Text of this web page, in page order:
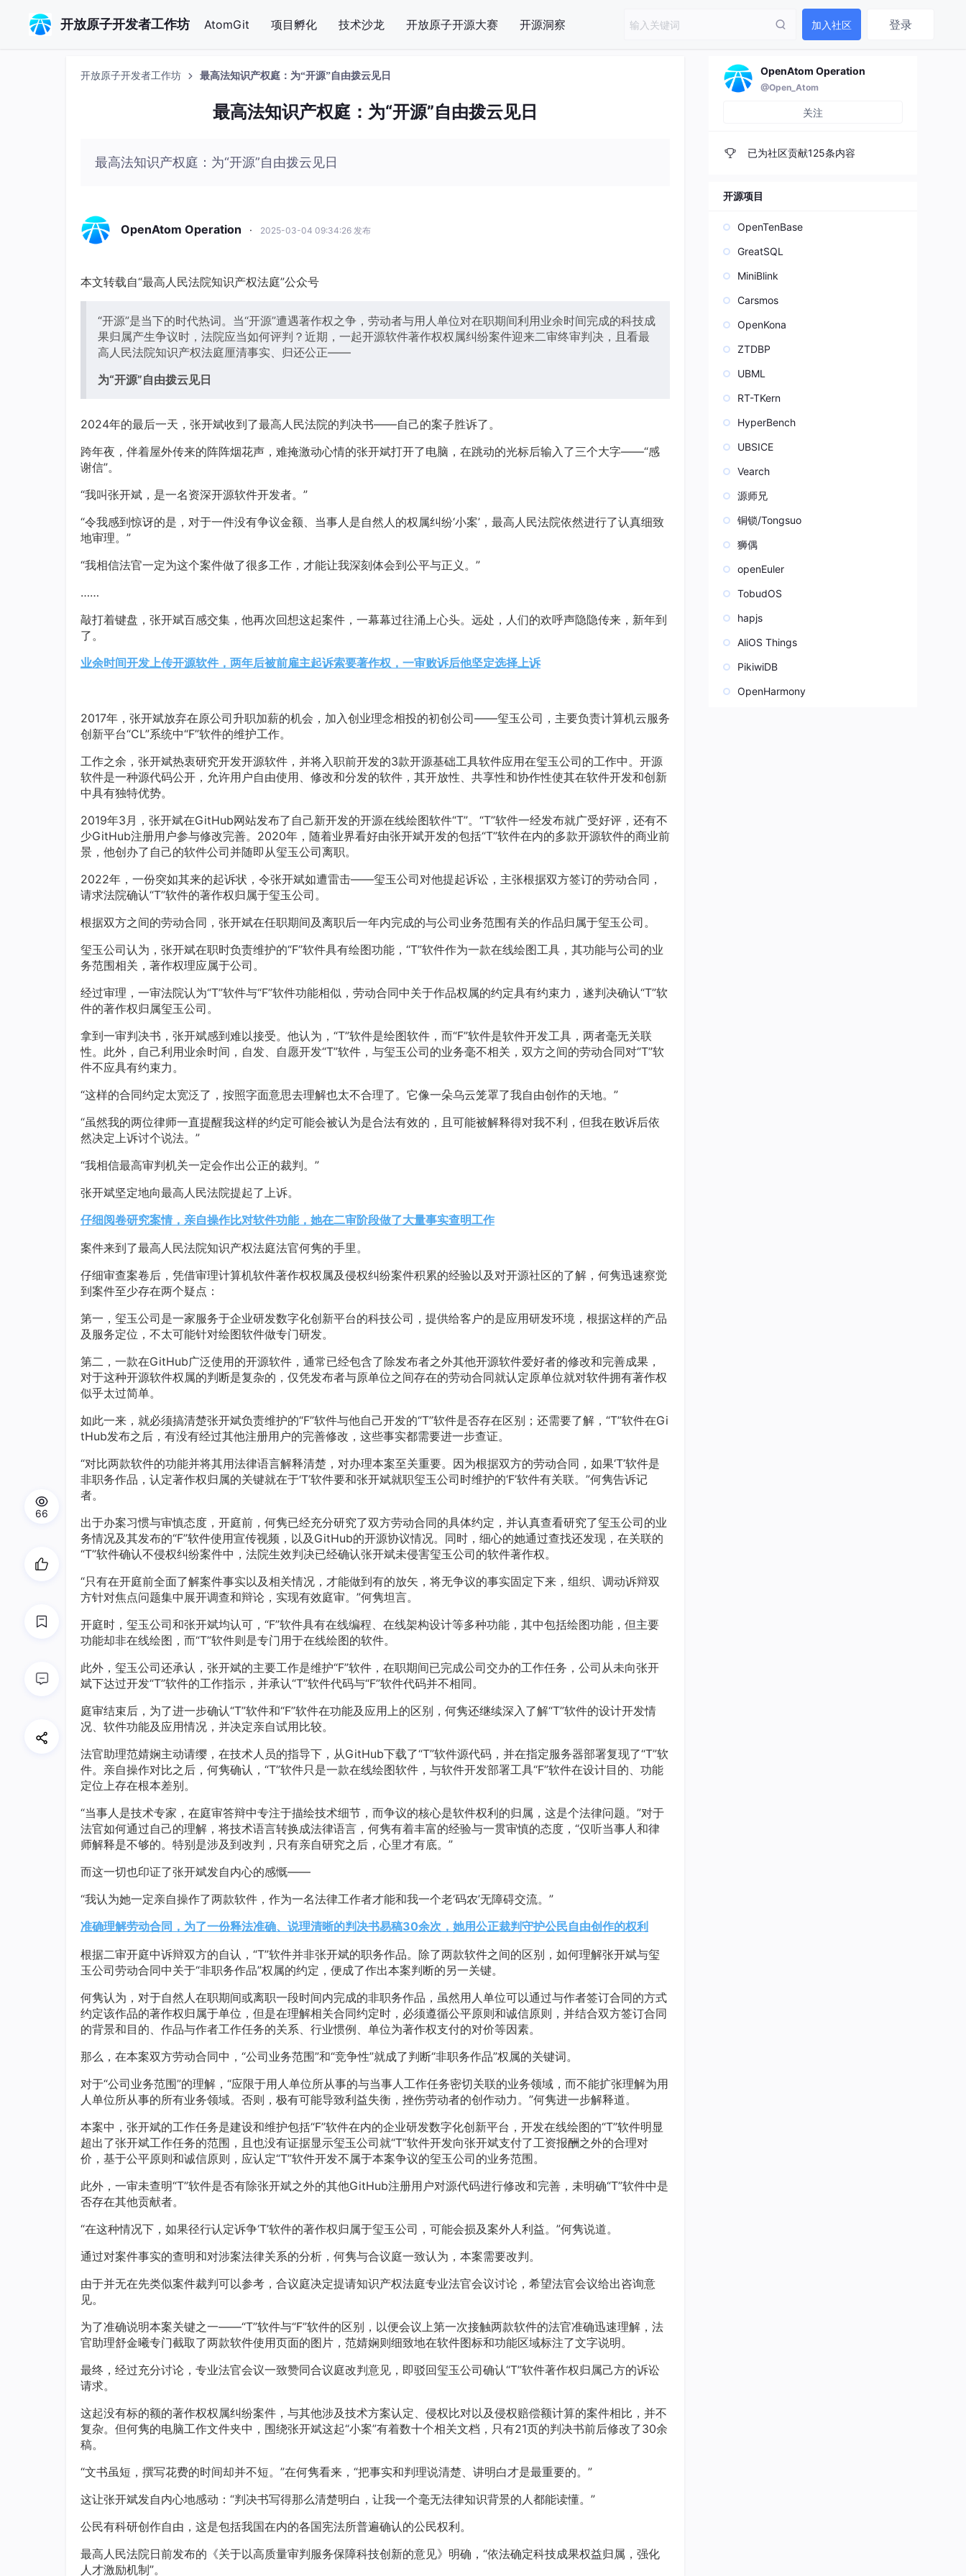
开放原子开发者工作坊 AtomGit 项目孵化 技术沙龙 开放原子开源大赛 开源洞察 加入社区 登录
开放原子开发者工作坊 最高法知识产权庭：为“开源”自由拨云见日
最高法知识产权庭：为“开源”自由拨云见日
最高法知识产权庭：为“开源”自由拨云见日
OpenAtom Operation · 2025-03-04 09:34:26 发布
本文转载自“最高人民法院知识产权法庭”公众号
“开源”是当下的时代热词。当“开源”遭遇著作权之争，劳动者与用人单位对在职期间利用业余时间完成的科技成
果归属产生争议时，法院应当如何评判？近期，一起开源软件著作权权属纠纷案件迎来二审终审判决，且看最
高人民法院知识产权法庭厘清事实、归还公正——
为“开源”自由拨云见日
2024年的最后一天，张开斌收到了最高人民法院的判决书——自己的案子胜诉了。
跨年夜，伴着屋外传来的阵阵烟花声，难掩激动心情的张开斌打开了电脑，在跳动的光标后输入了三个大字——“感
谢信”。
“我叫张开斌，是一名资深开源软件开发者。”
“令我感到惊讶的是，对于一件没有争议金额、当事人是自然人的权属纠纷‘小案’，最高人民法院依然进行了认真细致
地审理。”
“我相信法官一定为这个案件做了很多工作，才能让我深刻体会到公平与正义。”
……
敲打着键盘，张开斌百感交集，他再次回想这起案件，一幕幕过往涌上心头。远处，人们的欢呼声隐隐传来，新年到
了。
业余时间开发上传开源软件，两年后被前雇主起诉索要著作权，一审败诉后他坚定选择上诉
2017年，张开斌放弃在原公司升职加薪的机会，加入创业理念相投的初创公司——玺玉公司，主要负责计算机云服务
创新平台“CL”系统中“F”软件的维护工作。
工作之余，张开斌热衷研究开发开源软件，并将入职前开发的3款开源基础工具软件应用在玺玉公司的工作中。开源
软件是一种源代码公开，允许用户自由使用、修改和分发的软件，其开放性、共享性和协作性使其在软件开发和创新
中具有独特优势。
2019年3月，张开斌在GitHub网站发布了自己新开发的开源在线绘图软件“T”。“T”软件一经发布就广受好评，还有不
少GitHub注册用户参与修改完善。2020年，随着业界看好由张开斌开发的包括“T”软件在内的多款开源软件的商业前
景，他创办了自己的软件公司并随即从玺玉公司离职。
2022年，一份突如其来的起诉状，令张开斌如遭雷击——玺玉公司对他提起诉讼，主张根据双方签订的劳动合同，
请求法院确认“T”软件的著作权归属于玺玉公司。
根据双方之间的劳动合同，张开斌在任职期间及离职后一年内完成的与公司业务范围有关的作品归属于玺玉公司。
玺玉公司认为，张开斌在职时负责维护的“F”软件具有绘图功能，“T”软件作为一款在线绘图工具，其功能与公司的业
务范围相关，著作权理应属于公司。
经过审理，一审法院认为“T”软件与“F”软件功能相似，劳动合同中关于作品权属的约定具有约束力，遂判决确认“T”软
件的著作权归属玺玉公司。
拿到一审判决书，张开斌感到难以接受。他认为，“T”软件是绘图软件，而“F”软件是软件开发工具，两者毫无关联
性。此外，自己利用业余时间，自发、自愿开发“T”软件，与玺玉公司的业务毫不相关，双方之间的劳动合同对“T”软
件不应具有约束力。
“这样的合同约定太宽泛了，按照字面意思去理解也太不合理了。它像一朵乌云笼罩了我自由创作的天地。”
“虽然我的两位律师一直提醒我这样的约定可能会被认为是合法有效的，且可能被解释得对我不利，但我在败诉后依
然决定上诉讨个说法。”
“我相信最高审判机关一定会作出公正的裁判。”
张开斌坚定地向最高人民法院提起了上诉。
仔细阅卷研究案情，亲自操作比对软件功能，她在二审阶段做了大量事实查明工作
案件来到了最高人民法院知识产权法庭法官何隽的手里。
仔细审查案卷后，凭借审理计算机软件著作权权属及侵权纠纷案件积累的经验以及对开源社区的了解，何隽迅速察觉
到案件至少存在两个疑点：
第一，玺玉公司是一家服务于企业研发数字化创新平台的科技公司，提供给客户的是应用研发环境，根据这样的产品
及服务定位，不太可能针对绘图软件做专门研发。
第二，一款在GitHub广泛使用的开源软件，通常已经包含了除发布者之外其他开源软件爱好者的修改和完善成果，
对于这种开源软件权属的判断是复杂的，仅凭发布者与原单位之间存在的劳动合同就认定原单位就对软件拥有著作权
似乎太过简单。
如此一来，就必须搞清楚张开斌负责维护的“F”软件与他自己开发的“T”软件是否存在区别；还需要了解，“T”软件在Gi
tHub发布之后，有没有经过其他注册用户的完善修改，这些事实都需要进一步查证。
“对比两款软件的功能并将其用法律语言解释清楚，对办理本案至关重要。因为根据双方的劳动合同，如果‘T’软件是
非职务作品，认定著作权归属的关键就在于‘T’软件要和张开斌就职玺玉公司时维护的‘F’软件有关联。”何隽告诉记
者。
出于办案习惯与审慎态度，开庭前，何隽已经充分研究了双方劳动合同的具体约定，并认真查看研究了玺玉公司的业
务情况及其发布的“F”软件使用宣传视频，以及GitHub的开源协议情况。同时，细心的她通过查找还发现，在关联的
“T”软件确认不侵权纠纷案件中，法院生效判决已经确认张开斌未侵害玺玉公司的软件著作权。
“只有在开庭前全面了解案件事实以及相关情况，才能做到有的放矢，将无争议的事实固定下来，组织、调动诉辩双
方针对焦点问题集中展开调查和辩论，实现有效庭审。”何隽坦言。
开庭时，玺玉公司和张开斌均认可，“F”软件具有在线编程、在线架构设计等多种功能，其中包括绘图功能，但主要
功能却非在线绘图，而“T”软件则是专门用于在线绘图的软件。
此外，玺玉公司还承认，张开斌的主要工作是维护“F”软件，在职期间已完成公司交办的工作任务，公司从未向张开
斌下达过开发“T”软件的工作指示，并承认“T”软件代码与“F”软件代码并不相同。
庭审结束后，为了进一步确认“T”软件和“F”软件在功能及应用上的区别，何隽还继续深入了解“T”软件的设计开发情
况、软件功能及应用情况，并决定亲自试用比较。
法官助理范婧娴主动请缨，在技术人员的指导下，从GitHub下载了“T”软件源代码，并在指定服务器部署复现了“T”软
件。亲自操作对比之后，何隽确认，“T”软件只是一款在线绘图软件，与软件开发部署工具“F”软件在设计目的、功能
定位上存在根本差别。
“当事人是技术专家，在庭审答辩中专注于描绘技术细节，而争议的核心是软件权利的归属，这是个法律问题。”对于
法官如何通过自己的理解，将技术语言转换成法律语言，何隽有着丰富的经验与一贯审慎的态度，“仅听当事人和律
师解释是不够的。特别是涉及到改判，只有亲自研究之后，心里才有底。”
而这一切也印证了张开斌发自内心的感慨——
“我认为她一定亲自操作了两款软件，作为一名法律工作者才能和我一个老‘码农’无障碍交流。”
准确理解劳动合同，为了一份释法准确、说理清晰的判决书易稿30余次，她用公正裁判守护公民自由创作的权利
根据二审开庭中诉辩双方的自认，“T”软件并非张开斌的职务作品。除了两款软件之间的区别，如何理解张开斌与玺
玉公司劳动合同中关于“非职务作品”权属的约定，便成了作出本案判断的另一关键。
何隽认为，对于自然人在职期间或离职一段时间内完成的非职务作品，虽然用人单位可以通过与作者签订合同的方式
约定该作品的著作权归属于单位，但是在理解相关合同约定时，必须遵循公平原则和诚信原则，并结合双方签订合同
的背景和目的、作品与作者工作任务的关系、行业惯例、单位为著作权支付的对价等因素。
那么，在本案双方劳动合同中，“公司业务范围”和“竞争性”就成了判断“非职务作品”权属的关键词。
对于“公司业务范围”的理解，“应限于用人单位所从事的与当事人工作任务密切关联的业务领域，而不能扩张理解为用
人单位所从事的所有业务领域。否则，极有可能导致利益失衡，挫伤劳动者的创作动力。”何隽进一步解释道。
本案中，张开斌的工作任务是建设和维护包括“F”软件在内的企业研发数字化创新平台，开发在线绘图的“T”软件明显
超出了张开斌工作任务的范围，且也没有证据显示玺玉公司就“T”软件开发向张开斌支付了工资报酬之外的合理对
价，基于公平原则和诚信原则，应认定“T”软件开发不属于本案争议的玺玉公司的业务范围。
此外，一审未查明“T”软件是否有除张开斌之外的其他GitHub注册用户对源代码进行修改和完善，未明确“T”软件中是
否存在其他贡献者。
“在这种情况下，如果径行认定诉争‘T’软件的著作权归属于玺玉公司，可能会损及案外人利益。”何隽说道。
通过对案件事实的查明和对涉案法律关系的分析，何隽与合议庭一致认为，本案需要改判。
由于并无在先类似案件裁判可以参考，合议庭决定提请知识产权法庭专业法官会议讨论，希望法官会议给出咨询意
见。
为了准确说明本案关键之一——“T”软件与“F”软件的区别，以便会议上第一次接触两款软件的法官准确迅速理解，法
官助理舒金曦专门截取了两款软件使用页面的图片，范婧娴则细致地在软件图标和功能区域标注了文字说明。
最终，经过充分讨论，专业法官会议一致赞同合议庭改判意见，即驳回玺玉公司确认“T”软件著作权归属己方的诉讼
请求。
这起没有标的额的著作权权属纠纷案件，与其他涉及技术方案认定、侵权比对以及侵权赔偿额计算的案件相比，并不
复杂。但何隽的电脑工作文件夹中，围绕张开斌这起“小案”有着数十个相关文档，只有21页的判决书前后修改了30余
稿。
“文书虽短，撰写花费的时间却并不短。”在何隽看来，“把事实和判理说清楚、讲明白才是最重要的。”
这让张开斌发自内心地感动：“判决书写得那么清楚明白，让我一个毫无法律知识背景的人都能读懂。”
公民有科研创作自由，这是包括我国在内的各国宪法所普遍确认的公民权利。
最高人民法院日前发布的《关于以高质量审判服务保障科技创新的意见》明确，“依法确定科技成果权益归属，强化
人才激励机制”。
66
OpenAtom Operation
@Open_Atom
关注
已为社区贡献125条内容
开源项目
OpenTenBase
GreatSQL
MiniBlink
Carsmos
OpenKona
ZTDBP
UBML
RT-TKern
HyperBench
UBSICE
Vearch
源师兄
铜锁/Tongsuo
狮偶
openEuler
TobudOS
hapjs
AliOS Things
PikiwiDB
OpenHarmony